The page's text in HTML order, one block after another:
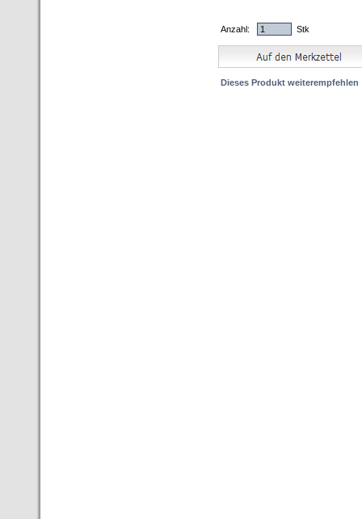
Anzahl: Stk
Dieses Produkt weiterempfehlen